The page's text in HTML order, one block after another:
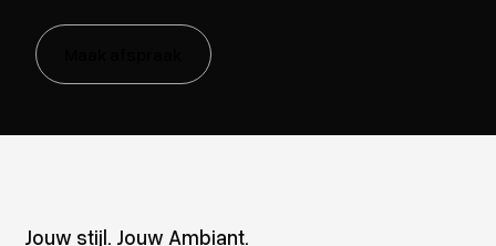
Jouw stijl. Jouw Ambiant.